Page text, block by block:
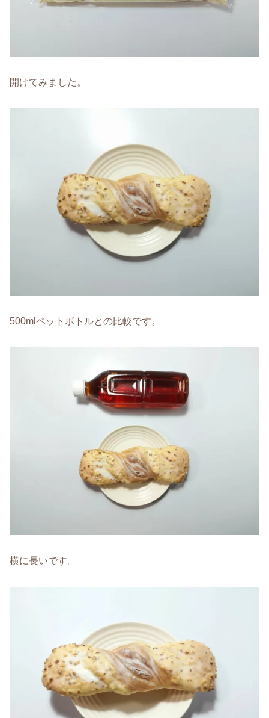
開けてみました。
500mlペットボトルとの比較です。
横に長いです。